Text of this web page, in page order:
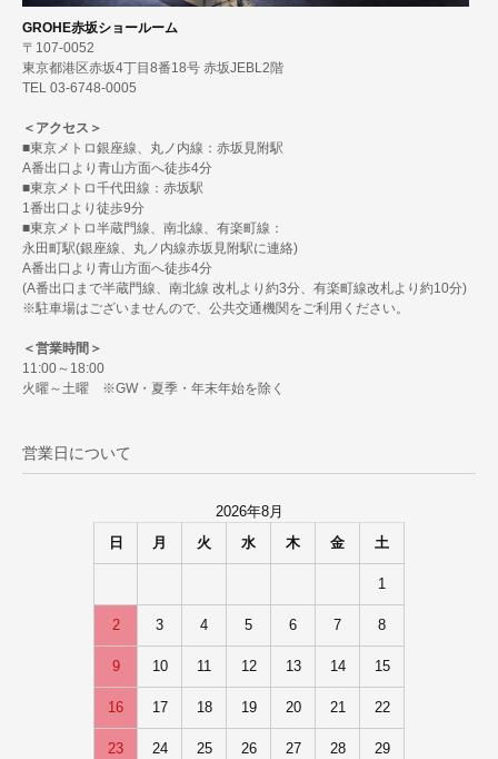
GROHE赤坂ショールーム
〒107-0052
東京都港区赤坂4丁目8番18号 赤坂JEBL2階
TEL 03-6748-0005
＜アクセス＞
■東京メトロ銀座線、丸ノ内線：赤坂見附駅
A番出口より青山方面へ徒歩4分
■東京メトロ千代田線：赤坂駅
1番出口より徒歩9分
■東京メトロ半蔵門線、南北線、有楽町線：
永田町駅(銀座線、丸ノ内線赤坂見附駅に連絡)
A番出口より青山方面へ徒歩4分
(A番出口まで半蔵門線、南北線 改札より約3分、有楽町線改札より約10分)
※駐車場はございませんので、公共交通機関をご利用ください。
＜営業時間＞
11:00～18:00
火曜～土曜 ※GW・夏季・年末年始を除く
営業日について
2026年8月
日
月 火 水 木 金 土
1
2 3 4 5 6 7 8
9 10 11 12 13 14 15
16 17 18 19 20 21 22
23 24 25 26 27 28 29